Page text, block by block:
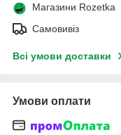
Магазини Rozetka
Самовивіз
Всі умови доставки
Умови оплати